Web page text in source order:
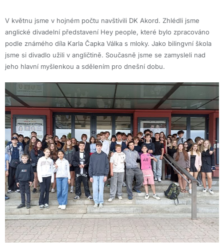
V květnu jsme v hojném počtu navštívili DK Akord. Zhlédli jsme
anglické divadelní představení Hey people, které bylo zpracováno
podle známého díla Karla Čapka Válka s mloky. Jako bilingvní škola
jsme si divadlo užili v angličtině. Současně jsme se zamysleli nad
jeho hlavní myšlenkou a sdělením pro dnešní dobu.